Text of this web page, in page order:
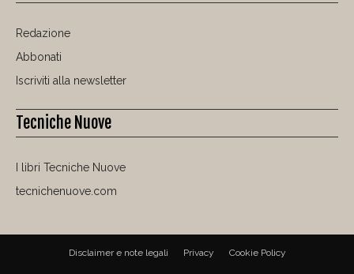
Redazione
Abbonati
Iscriviti alla newsletter
Tecniche Nuove
I libri Tecniche Nuove
tecnichenuove.com
Disclaimer e note legali Privacy Cookie Policy